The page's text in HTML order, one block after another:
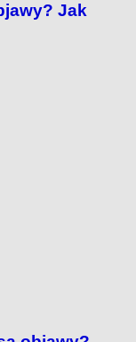
Jak